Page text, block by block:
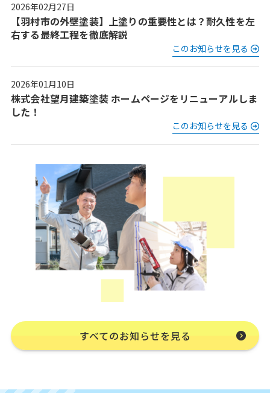
2026年02月27日
【羽村市の外壁塗装】上塗りの重要性とは？耐久性を左
右する最終工程を徹底解説
このお知らせを見る
2026年01月10日
株式会社望月建築塗装 ホームページをリニューアルしま
した！
このお知らせを見る
すべてのお知らせを見る